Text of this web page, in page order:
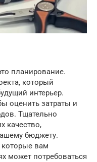
планирование.
который
интерьер.
оценить затраты и
Тщательно
качество,
бюджету.
которые вам
может потребоваться